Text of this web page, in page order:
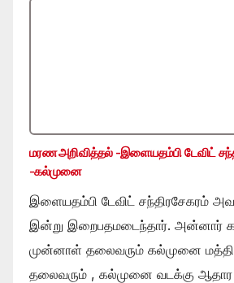
மரண அறிவித்தல் -இளையதம்பி டேவிட்
-கல்முனை
இளையதம்பி டேவிட் சந்திரசேகரம்
இன்று இறைபதமடைந்தார். அன்னார்
முன்னாள் தலைவரும் கல்முனை
தலைவரும் , கல்முனை வடக்கு